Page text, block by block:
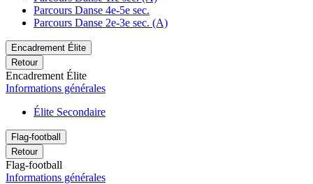
Parcours Danse 4e-5e sec.
Parcours Danse 2e-3e sec. (A)
Encadrement Élite
Retour
Encadrement Élite
Informations générales
Élite Secondaire
Flag-football
Retour
Flag-football
Informations générales